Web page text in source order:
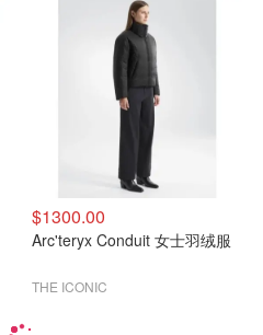
$1300.00
Arc'teryx Conduit 女士羽绒服
THE ICONIC